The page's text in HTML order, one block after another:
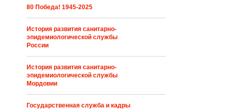
80 Победа! 1945-2025
История развития санитарно-
эпидемиологической службы
России
История развития санитарно-
эпидемиологической службы
Мордовии
Государственная служба и кадры